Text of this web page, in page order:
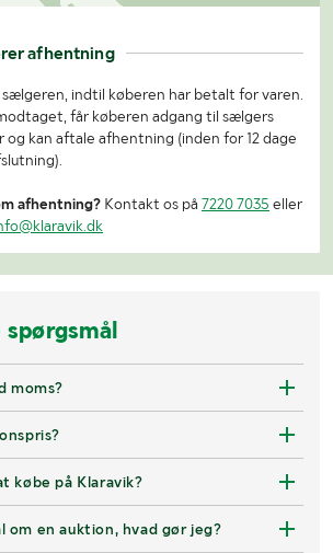
afhentning
indtil køberen har betalt for varen.
får køberen adgang til sælgers
kan aftale afhentning (inden for 12 dage
afhentning? Kontakt os på 7220 7035 eller
moms?
købe på Klaravik?
om en auktion, hvad gør jeg?